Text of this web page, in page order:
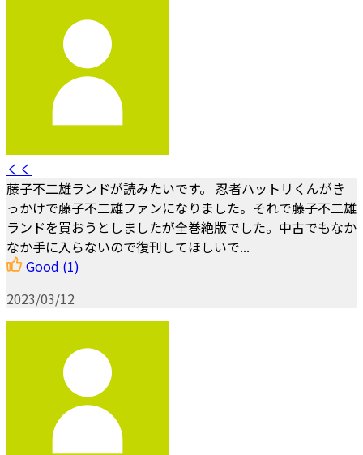
くく
藤子不二雄ランドが読みたいです。 忍者ハットリくんがき
っかけで藤子不二雄ファンになりました。それで藤子不二雄
ランドを買おうとしましたが全巻絶版でした。中古でもなか
なか手に入らないので復刊してほしいで...
Good (1)
2023/03/12